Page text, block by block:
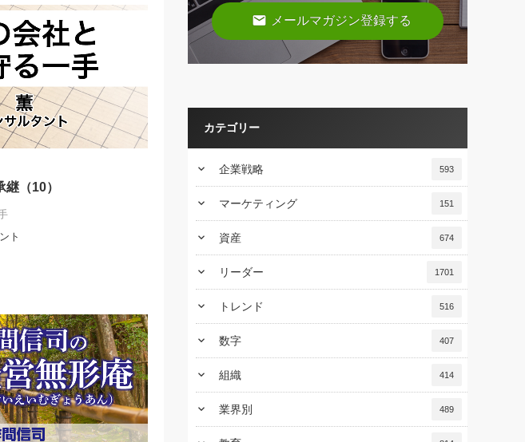
（10）
ト
email メールマガジン登録する
カテゴリー
keyboard_arrow_down 企業戦略 593
keyboard_arrow_down マーケティング 151
keyboard_arrow_down 資産 674
keyboard_arrow_down リーダー 1701
keyboard_arrow_down トレンド 516
keyboard_arrow_down 数字 407
keyboard_arrow_down 組織 414
keyboard_arrow_down 業界別 489